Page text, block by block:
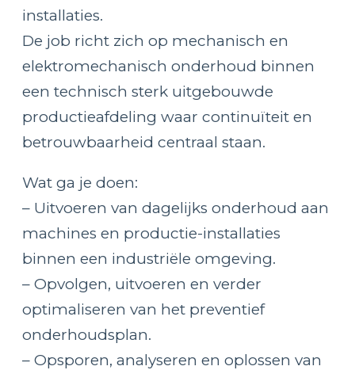
installaties.
De job richt zich op mechanisch en
elektromechanisch onderhoud binnen
een technisch sterk uitgebouwde
productieafdeling waar continuïteit en
betrouwbaarheid centraal staan.
Wat ga je doen:
– Uitvoeren van dagelijks onderhoud aan
machines en productie-installaties
binnen een industriële omgeving.
– Opvolgen, uitvoeren en verder
optimaliseren van het preventief
onderhoudsplan.
– Opsporen, analyseren en oplossen van